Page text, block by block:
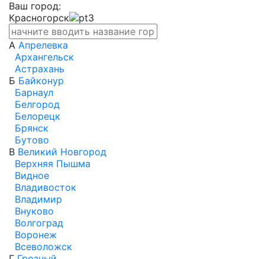
Ваш город:
Красногорск
А Апрелевка
Архангельск
Астрахань
Б Байконур
Барнаул
Белгород
Белорецк
Брянск
Бутово
В Великий Новгород
Верхняя Пышма
Видное
Владивосток
Владимир
Внуково
Волгоград
Воронеж
Всеволожск